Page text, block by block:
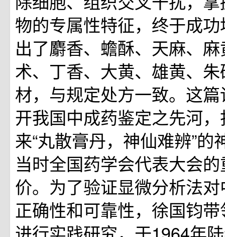
物的专属性特征，终于成功
出了麝香、蟾酥、天麻、
术、丁香、大黄、雄黄、
材，与规定处方一致。这
开我国中成药鉴定之先河
来“丸散膏丹，神仙难辨”的
当时全国药学会代表大会
价。为了验证显微分析法
正确性和可靠性，徐国钧